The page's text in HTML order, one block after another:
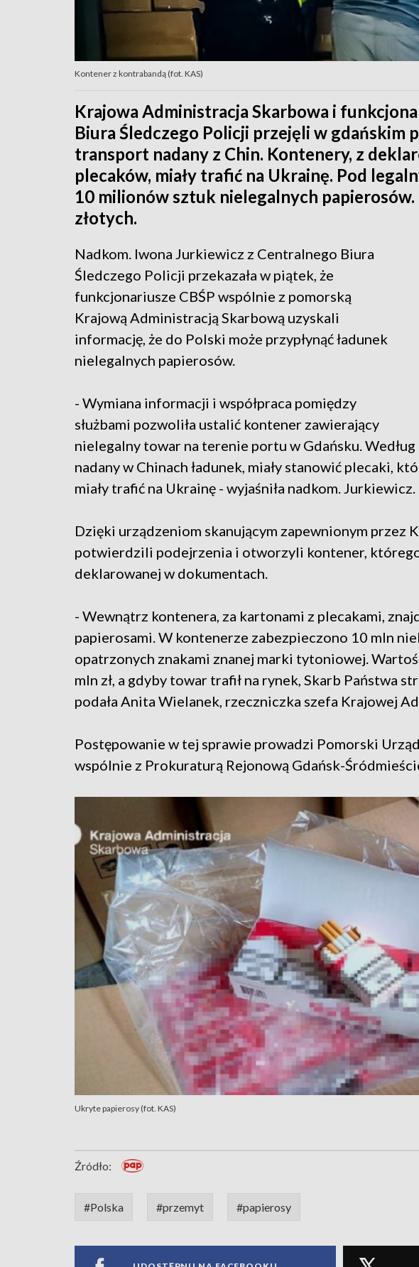
Kontener z kontrabandą (fot. KAS)
Krajowa Administracja Skarbowa i
Biura Śledczego Policji przejęli w gdańskim
transport nadany z Chin. Kontenery, z
plecaków, miały trafić na Ukrainę. Pod
10 milionów sztuk nielegalnych
złotych.
Nadkom. Iwona Jurkiewicz z Centralnego Biura
Śledczego Policji przekazała w piątek, że
funkcjonariusze CBŚP wspólnie z pomorską
Krajową Administracją Skarbową uzyskali
informację, że do Polski może przypłynąć ładunek
nielegalnych papierosów.
- Wymiana informacji i współpraca pomiędzy
służbami pozwoliła ustalić kontener zawierający
nielegalny towar na terenie portu w Gdańsku.
nadany w Chinach ładunek, miały stanowić plecaki,
miały trafić na Ukrainę - wyjaśniła nadkom. Jurkiewicz.
Dzięki urządzeniom skanującym zapewnionym przez
potwierdzili podejrzenia i otworzyli kontener,
deklarowanej w dokumentach.
- Wewnątrz kontenera, za kartonami z plecakami,
papierosami. W kontenerze zabezpieczono 10 mln
opatrzonych znakami znanej marki tytoniowej.
mln zł, a gdyby towar trafił na rynek, Skarb Państwa
podała Anita Wielanek, rzeczniczka szefa Krajowej
Postępowanie w tej sprawie prowadzi Pomorski
wspólnie z Prokuraturą Rejonową Gdańsk-
Ukryte papierosy (fot. KAS)
Źródło:
#Polska #przemyt #papierosy